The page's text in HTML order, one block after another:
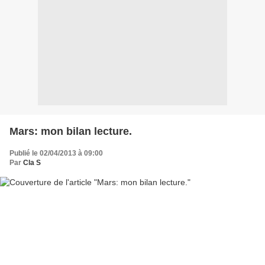
Mars: mon bilan lecture.
Publié le 02/04/2013 à 09:00
Par Cla S